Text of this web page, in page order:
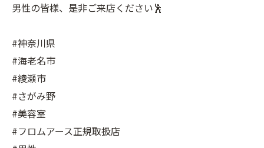
男性の皆様、是非ご来店ください🕺
#神奈川県
#海老名市
#綾瀬市
#さがみ野
#美容室
#フロムアース正規取扱店